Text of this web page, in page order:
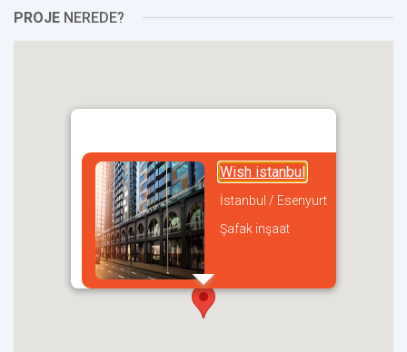
PROJE NEREDE?
Wish istanbul
İstanbul / Esenyurt
Şafak inşaat